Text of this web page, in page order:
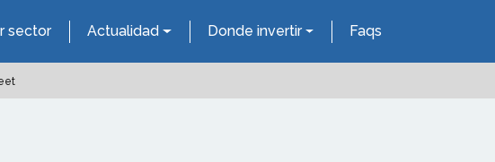
sector Actualidad Donde invertir Faqs